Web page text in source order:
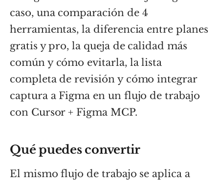
caso, una comparación de 4
herramientas, la diferencia entre planes
gratis y pro, la queja de calidad más
común y cómo evitarla, la lista
completa de revisión y cómo integrar
captura a Figma en un flujo de trabajo
con Cursor + Figma MCP.
Qué puedes convertir
El mismo flujo de trabajo se aplica a